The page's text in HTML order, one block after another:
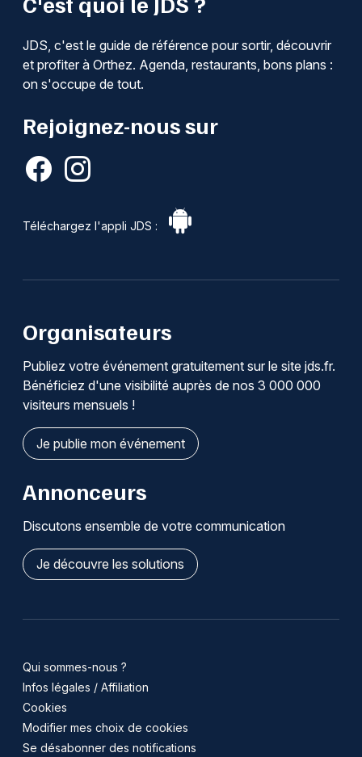
JDS, c'est le guide de référence pour sortir, découvrir
et profiter à Orthez. Agenda, restaurants, bons plans :
on s'occupe de tout.
Rejoignez-nous sur
Téléchargez l'appli JDS :
Organisateurs
Publiez votre événement gratuitement sur le site jds.fr.
Bénéficiez d'une visibilité auprès de nos 3 000 000
visiteurs mensuels !
Je publie mon événement
Annonceurs
Discutons ensemble de votre communication
Je découvre les solutions
Qui sommes-nous ?
Infos légales / Affiliation
Cookies
Modifier mes choix de cookies
Se désabonner des notifications